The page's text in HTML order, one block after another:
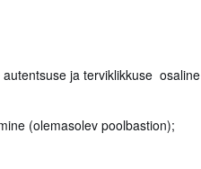
ja terviklikkuse
(olemasolev poolbastion);